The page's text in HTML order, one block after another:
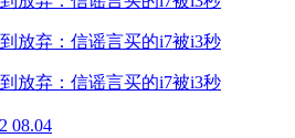
08.04